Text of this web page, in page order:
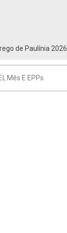
de Paulínia 2026
Mês E EPPs